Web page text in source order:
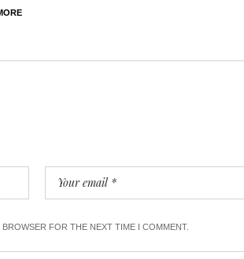
FOR THE NEXT TIME I COMMENT.